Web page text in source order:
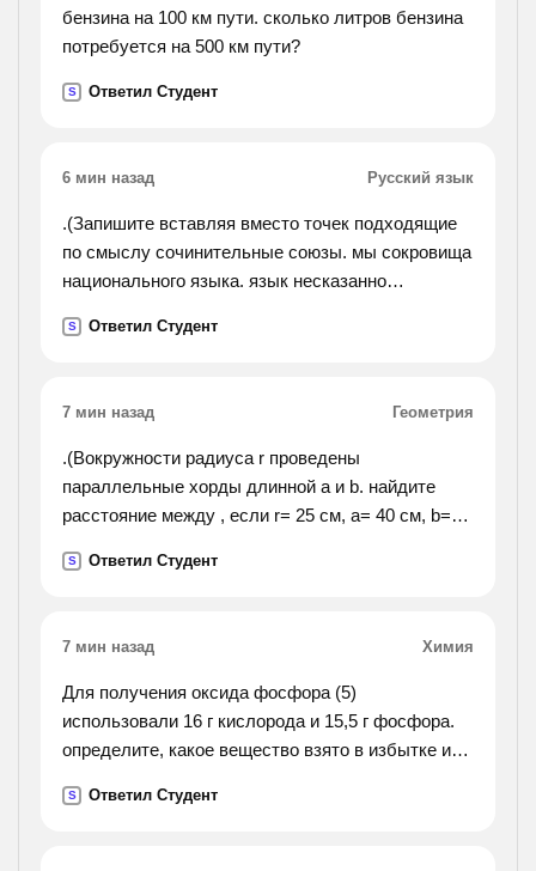
бензина на 100 км пути. сколько литров бензина
потребуется на 500 км пути?
S Ответил Студент
6 мин назад Русский язык
.(Запишите вставляя вместо точек подходящие
по смыслу сочинительные союзы. мы сокровища
национального языка. язык несказанно
мудрость в свою очередь обогащали его.).
S Ответил Студент
7 мин назад Геометрия
.(Вокружности радиуса r проведены
параллельные хорды длинной a и b. найдите
расстояние между , если r= 25 см, a= 40 см, b=48
S Ответил Студент
7 мин назад Химия
Для получения оксида фосфора (5)
использовали 16 г кислорода и 15,5 г фосфора.
определите, какое вещество взято в избытке и
реакции.
S Ответил Студент